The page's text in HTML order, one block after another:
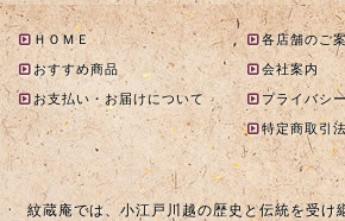
ＨＯＭＥ
おすすめ商品
お支払い・お届けについて
各店舗のご
会社案内
プライバシ
特定商取引
紋蔵庵では、小江戸川越の歴史と伝統を受け